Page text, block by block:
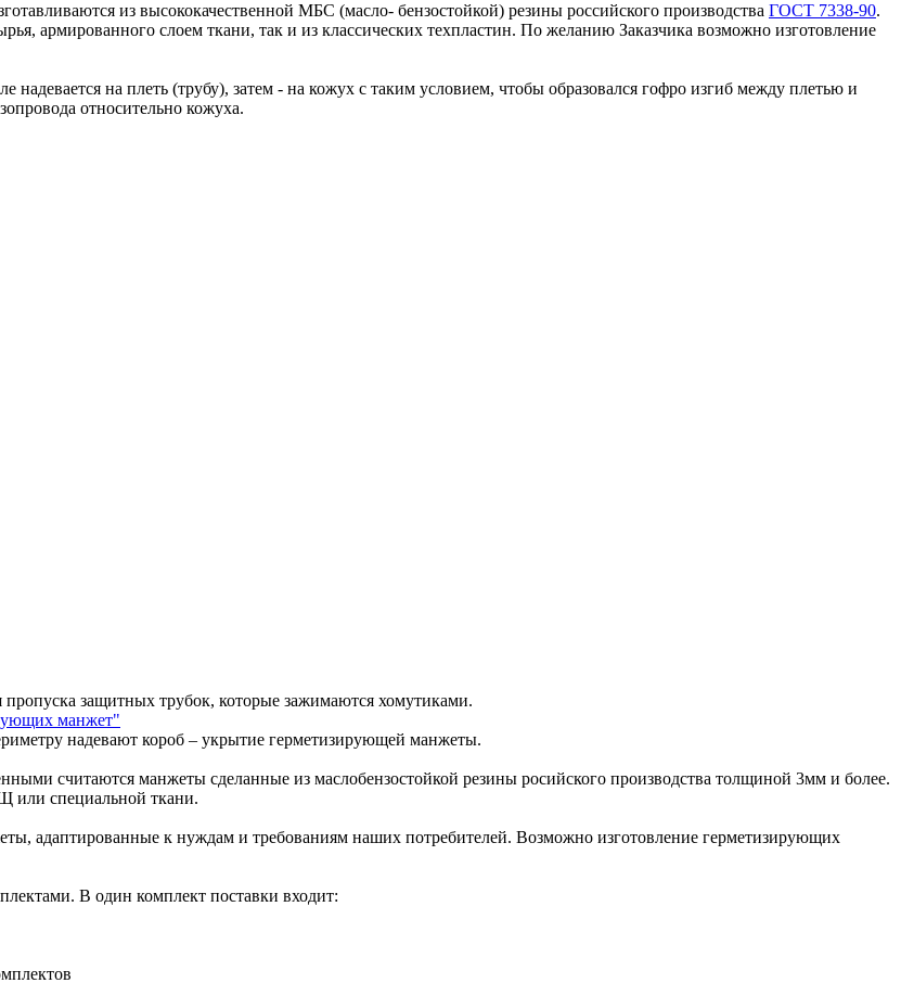
из высококачественной МБС (масло- бензостойкой) резины российского производства ГОСТ 7338-90.
армированного слоем ткани, так и из классических техпластин. По желанию Заказчика возможно изготовление
надевается на плеть (трубу), затем - на кожух с таким условием, чтобы образовался гофро изгиб между плетью и
относительно кожуха.
защитных трубок, которые зажимаются хомутиками.
манжет"
надевают короб – укрытие герметизирующей манжеты.
считаются манжеты сделанные из маслобензостойкой резины росийского производства толщиной 3мм и более.
или специальной ткани.
адаптированные к нуждам и требованиям наших потребителей. Возможно изготовление герметизирующих
В один комплект поставки входит: